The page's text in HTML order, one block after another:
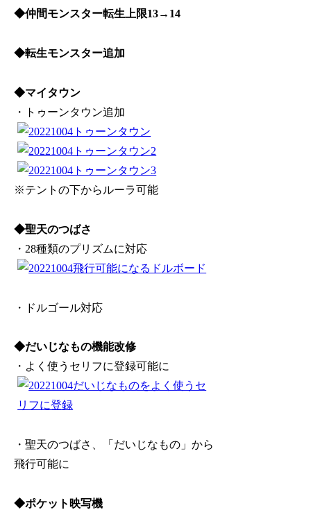
◆仲間モンスター転生上限13→14
◆転生モンスター追加
◆マイタウン
・トゥーンタウン追加
※テントの下からルーラ可能
◆聖天のつばさ
・28種類のプリズムに対応
・ドルゴール対応
◆だいじなもの機能改修
・よく使うセリフに登録可能に
・聖天のつばさ、「だいじなもの」から
飛行可能に
◆ポケット映写機